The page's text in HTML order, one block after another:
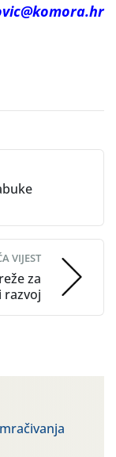
VIJEST
za
razvoj